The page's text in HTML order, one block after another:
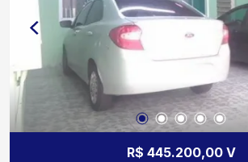
R$ 445.200,00 V